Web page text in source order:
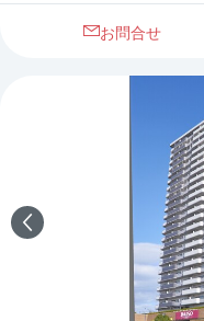
お問合せ